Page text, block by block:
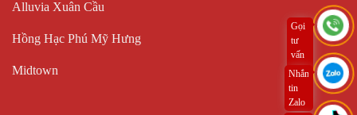
Alluvia Xuân Cầu
Hồng Hạc Phú Mỹ Hưng
Midtown
Gọi
tư
vấn
ngay
Nhắn
tin
Zalo